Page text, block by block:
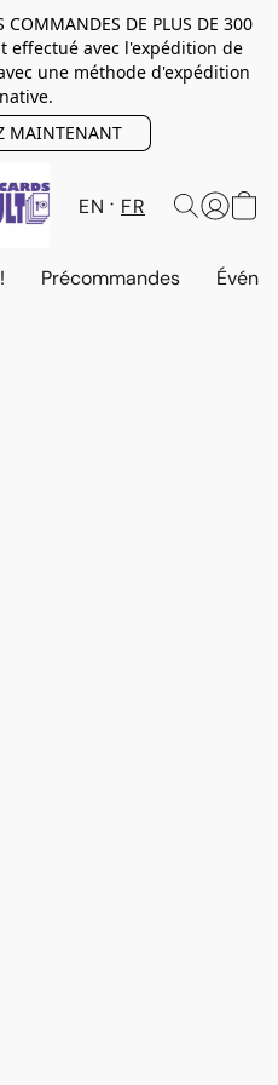
COMMANDES DE PLUS DE 300
effectué avec l'expédition de
une méthode d'expédition
MAINTENANT
EN FR
Précommandes